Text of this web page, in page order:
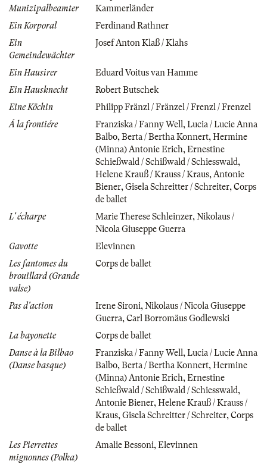
Munizipalbeamter
Kammerländer
Ein Korporal
Ferdinand Rathner
Ein
Gemeindewächter
Josef Anton Klaß / Klahs
Ein Hausirer
Eduard Voitus van Hamme
Ein Hausknecht
Robert Butschek
Eine Köchin
Philipp Fränzl / Fränzel / Frenzl / Frenzel
Á la frontiére
Franziska / Fanny Well , Lucia / Lucie Anna
Balbo, Berta / Bertha Konnert, Hermine
(Minna) Antonie Erich, Ernestine
Schießwald / Schißwald / Schiesswald,
Helene Krauß / Krauss / Kraus, Antonie
Biener, Gisela Schreitter / Schreiter, Corps
de ballet
L' écharpe
Marie Therese Schleinzer, Nikolaus /
Nicola Giuseppe Guerra
Gavotte
Elevinnen
Les fantomes du
brouillard (Grande
valse)
Corps de ballet
Pas d'action Irene Sironi, Nikolaus / Nicola Giuseppe
Guerra, Carl Borromäus Godlewski
La bayonette
Corps de ballet
Danse à la Bilbao
(Danse basque)
Franziska / Fanny Well , Lucia / Lucie Anna
Balbo, Berta / Bertha Konnert, Hermine
(Minna) Antonie Erich, Ernestine
Schießwald / Schißwald / Schiesswald,
Antonie Biener, Helene Krauß / Krauss /
Kraus, Gisela Schreitter / Schreiter, Corps
de ballet
Les Pierrettes
mignonnes (Polka)
Amalie Bessoni, Elevinnen